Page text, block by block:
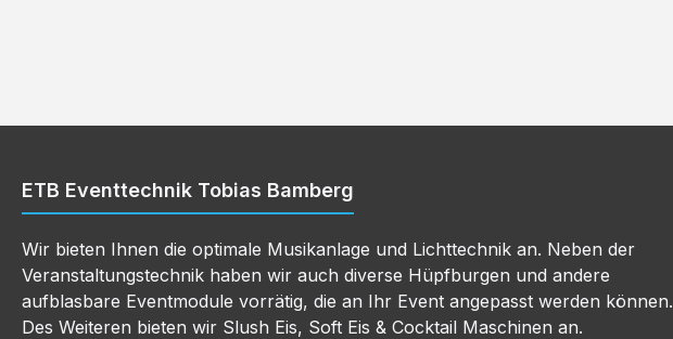
ETB Eventtechnik Tobias Bamberg
Wir bieten Ihnen die optimale Musikanlage und Lichttechnik an. Neben der
Veranstaltungstechnik haben wir auch diverse Hüpfburgen und andere
aufblasbare Eventmodule vorrätig, die an Ihr Event angepasst werden können.
Des Weiteren bieten wir Slush Eis, Soft Eis & Cocktail Maschinen an.